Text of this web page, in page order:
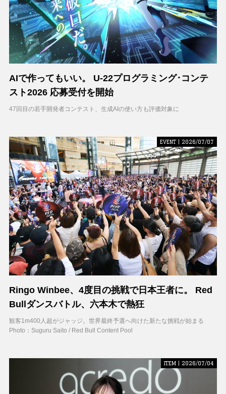
AIで作ってもいい。 U-22プログラミング･コンテ
スト2026 応募受付を開始
47回目の若手開発者コンテスト、生成AIの使い方も評価対象に
EVENT | 2026/07/07
Ringo Winbee、4度目の挑戦で日本王者に。 Red
Bullダンスバトル、六本木で熱狂
観客1m400人超がジャッジ。世界最終予選へ向けた新たな挑戦が始まる
Photo：Suguru Saito / Red Bull Content Pool
ITEM | 2026/07/04